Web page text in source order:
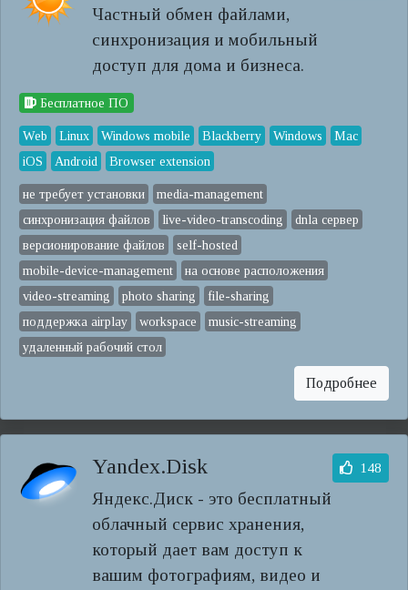
Частный обмен файлами,
синхронизация и мобильный
доступ для дома и бизнеса.
Бесплатное ПО
Web Linux Windows mobile Blackberry Windows
Mac
iOS
Android Browser extension
не требует установки
media-management
синхронизация файлов
live-video-transcoding
dnla сервер
версионирование файлов
self-hosted
mobile-device-management
на основе расположения
video-streaming
photo sharing
file-sharing
поддержка airplay
workspace
music-streaming
удаленный рабочий стол
Подробнее
Yandex.Disk
Яндекс.Диск - это бесплатный
облачный сервис хранения,
который дает вам доступ к
вашим фотографиям, видео и
148